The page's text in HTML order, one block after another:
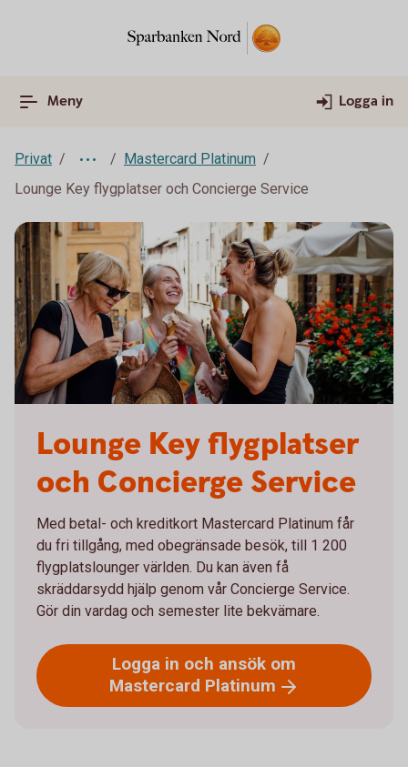
Meny Logga in
Privat
Mastercard Platinum
Lounge Key flygplatser och Concierge Service
Lounge Key flygplatser
och Concierge Service
Med betal- och kreditkort Mastercard Platinum får
du fri tillgång, med obegränsade besök, till 1 200
flygplatslounger världen. Du kan även få
skräddarsydd hjälp genom vår Concierge Service.
Gör din vardag och semester lite bekvämare.
Logga in och ansök om
Mastercard Platinum